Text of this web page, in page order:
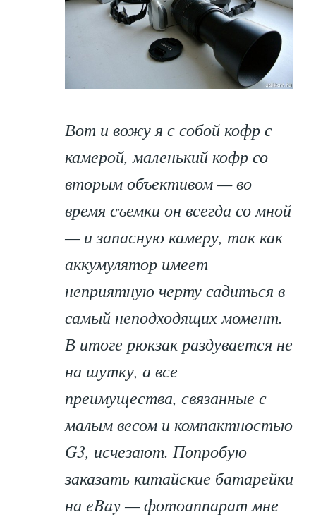
Вот и вожу я с собой кофр с
камерой, маленький кофр со
вторым объективом — во
время съемки он всегда со мной
— и запасную камеру, так как
аккумулятор имеет
неприятную черту садиться в
самый неподходящих момент.
В итоге рюкзак раздувается не
на шутку, а все
преимущества, связанные с
малым весом и компактностью
G3, исчезают. Попробую
заказать китайские батарейки
на eBay — фотоаппарат мне